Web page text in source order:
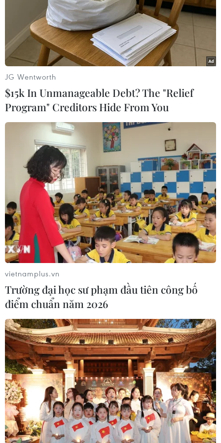
Bệnh đậu mùa khỉ có xu hướng lan rộng
tại các nước châu Phi
28/10/2022 09:13
Kể từ đầu năm nay, có 13 quốc gia châu Phi đã ghi
nhận 6.883 ca mắc bệnh đậu mùa khỉ, trong đó có
5.992 ca nghi nhiễm và 891 ca được xác nhận.
WHO: Bệnh đậu mùa khỉ vẫn là tình trạng
khẩn cấp về sức khỏe toàn cầu
JG Wentworth
$15k In Unmanageable Debt? The "Relief
Program" Creditors Hide From You
vietnamplus.vn
Trường đại học sư phạm đầu tiên công bố
điểm chuẩn năm 2026